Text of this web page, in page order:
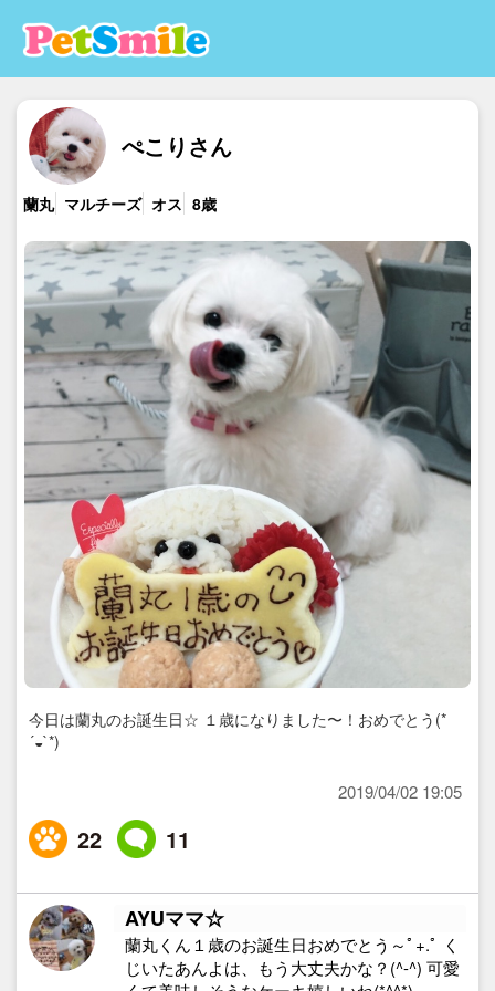
ぺこりさん
蘭丸 マルチーズ オス 8歳
今日は蘭丸のお誕生日☆ １歳になりました〜！おめでとう(*
´◒`*)
2019/04/02 19:05
22 11
AYUママ☆
蘭丸くん１歳のお誕生日おめでとう～ﾟ+.ﾟ く
じいたあんよは、もう大丈夫かな？(^-^) 可愛